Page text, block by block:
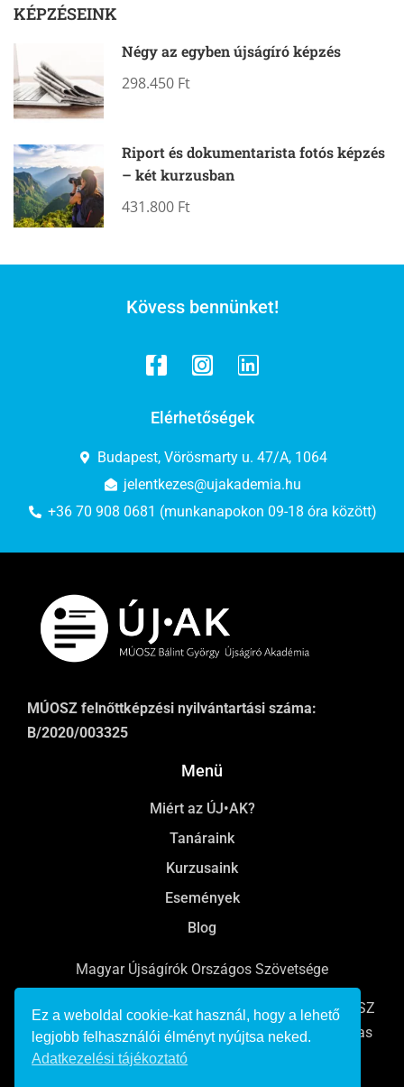
KÉPZÉSEINK
Négy az egyben újságíró képzés
298.450 Ft
Riport és dokumentarista fotós képzés
– két kurzusban
431.800 Ft
Kövess bennünket!
Elérhetőségek
Budapest, Vörösmarty u. 47/A, 1064
jelentkezes@ujakademia.hu
+36 70 908 0681 (munkanapokon 09-18 óra között)
MÚOSZ felnőttképzési nyilvántartási száma:
B/2020/003325
Menü
Miért az ÚJ•AK?
Tanáraink
Kurzusaink
Események
Blog
Magyar Újságírók Országos Szövetsége
Online, rádiós és televíziós újságíróképzések a MÚOSZ
Bálint György Újságíró Akadémián Pulitzer-emlékdíjas
tanárokkal, karriertámogatással.
Ez a weboldal cookie-kat használ, hogy a lehető
legjobb felhasználói élményt nyújtsa neked.
Adatkezelési tájékoztató